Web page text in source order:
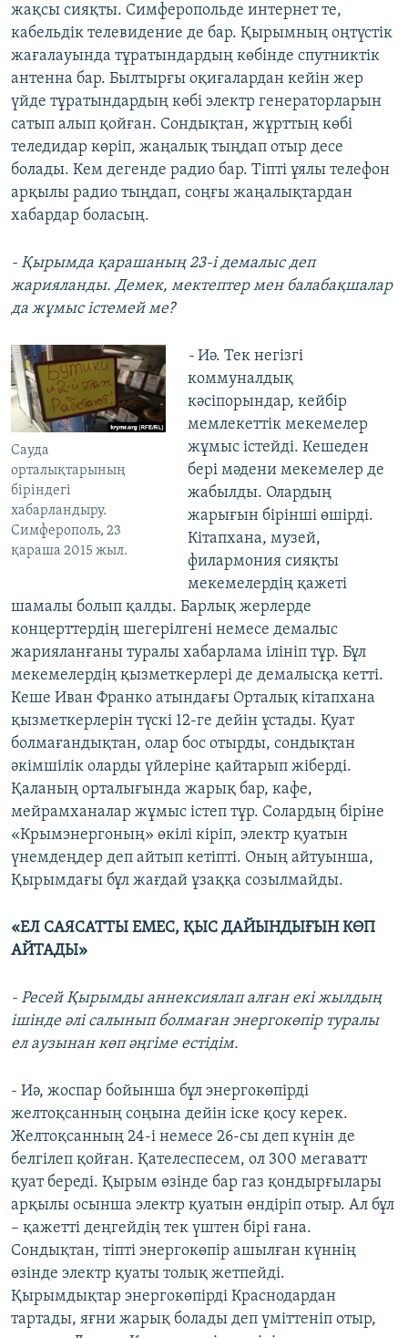
жақсы сияқты. Симферопольде интернет те,
кабельдік телевидение де бар. Қырымның оңтүстік
жағалауында тұратындардың көбінде спутниктік
антенна бар. Былтырғы оқиғалардан кейін жер
үйде тұратындардың көбі электр генераторларын
сатып алып қойған. Сондықтан, жұрттың көбі
теледидар көріп, жаңалық тыңдап отыр десе
болады. Кем дегенде радио бар. Тіпті ұялы телефон
арқылы радио тыңдап, соңғы жаңалықтардан
хабардар боласың.
- Қырымда қарашаның 23-і демалыс деп
жарияланды. Демек, мектептер мен балабақшалар
да жұмыс істемей ме?
Сауда
орталықтарының
біріндегі
хабарландыру.
Симферополь, 23
қараша 2015 жыл.
- Иә. Тек негізгі
коммуналдық
кәсіпорындар, кейбір
мемлекеттік мекемелер
жұмыс істейді. Кешеден
бері мәдени мекемелер де
жабылды. Олардың
жарығын бірінші өшірді.
Кітапхана, музей,
филармония сияқты
мекемелердің қажеті
шамалы болып қалды. Барлық жерлерде
концерттердің шегерілгені немесе демалыс
жарияланғаны туралы хабарлама ілініп тұр. Бұл
мекемелердің қызметкерлері де демалысқа кетті.
Кеше Иван Франко атындағы Орталық кітапхана
қызметкерлерін түскі 12-ге дейін ұстады. Қуат
болмағандықтан, олар бос отырды, сондықтан
әкімшілік оларды үйлеріне қайтарып жіберді.
Қаланың орталығында жарық бар, кафе,
мейрамханалар жұмыс істеп тұр. Солардың біріне
«Крымэнергоның» өкілі кіріп, электр қуатын
үнемдеңдер деп айтып кетіпті. Оның айтуынша,
Қырымдағы бұл жағдай ұзаққа созылмайды.
«ЕЛ САЯСАТТЫ ЕМЕС, ҚЫС ДАЙЫНДЫҒЫН КӨП
АЙТАДЫ»
- Ресей Қырымды аннексиялап алған екі жылдың
ішінде әлі салынып болмаған энергокөпір туралы
ел аузынан көп әңгіме естідім.
- Иә, жоспар бойынша бұл энергокөпірді
желтоқсанның соңына дейін іске қосу керек.
Желтоқсанның 24-і немесе 26-сы деп күнін де
белгілеп қойған. Қателеспесем, ол 300 мегаватт
қуат береді. Қырым өзінде бар газ қондырғылары
арқылы осынша электр қуатын өндіріп отыр. Ал бұл
– қажетті деңгейдің тек үштен бірі ғана.
Сондықтан, тіпті энергокөпір ашылған күннің
өзінде электр қуаты толық жетпейді.
Қырымдықтар энергокөпірді Краснодардан
тартады, яғни жарық болады деп үміттеніп отыр,